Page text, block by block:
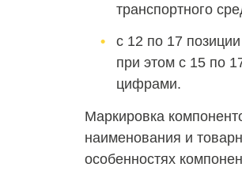
транспортного
с 12 по 17
при этом с 15 по
цифрами.
Маркировка
наименования и
особенностях